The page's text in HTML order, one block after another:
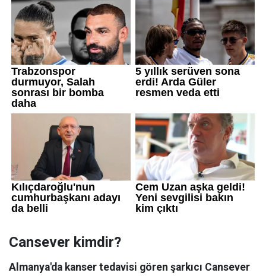
Cansever kimdir?
Almanya'da kanser tedavisi gören şarkıcı Cansever